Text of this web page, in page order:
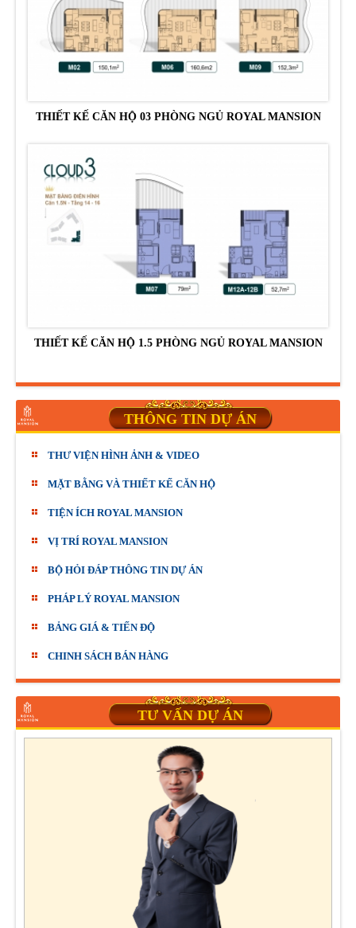
THIẾT KẾ CĂN HỘ 03 PHÒNG NGỦ ROYAL MANSION
THIẾT KẾ CĂN HỘ 1.5 PHÒNG NGỦ ROYAL MANSION
THÔNG TIN DỰ ÁN
THƯ VIỆN HÌNH ẢNH & VIDEO
MẶT BẰNG VÀ THIẾT KẾ CĂN HỘ
TIỆN ÍCH ROYAL MANSION
VỊ TRÍ ROYAL MANSION
BỘ HỎI ĐÁP THÔNG TIN DỰ ÁN
PHÁP LÝ ROYAL MANSION
BẢNG GIÁ & TIẾN ĐỘ
CHINH SÁCH BÁN HÀNG
TƯ VẤN DỰ ÁN